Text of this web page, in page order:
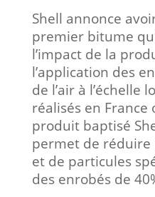
Shell annonce
premier bitume
l’impact de la
l’application des
de l’air à l’échelle
réalisés en
produit baptisé
permet de réduire
et de particules
des enrobés de